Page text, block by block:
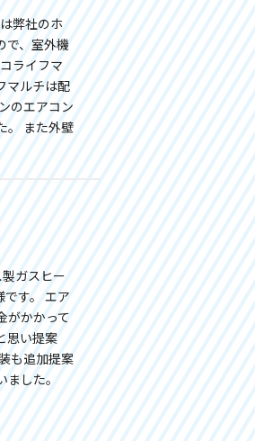
弊社のホ
で、室外機
ライフマ
マルチは配
のエアコン
。 また外壁
ガスヒー
す。 エア
がかかって
思い提案
も追加提案
ました。